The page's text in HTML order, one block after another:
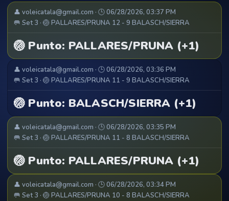
👤 voleicatala@gmail.com · 🕒 06/28/2026, 03:37 PM
🥅 Set 3 · 🏐 PALLARES/PRUNA 12 - 9 BALASCH/SIERRA
🏐 Punto: PALLARES/PRUNA (+1)
👤 voleicatala@gmail.com · 🕒 06/28/2026, 03:36 PM
🥅 Set 3 · 🏐 PALLARES/PRUNA 11 - 9 BALASCH/SIERRA
🏐 Punto: BALASCH/SIERRA (+1)
👤 voleicatala@gmail.com · 🕒 06/28/2026, 03:35 PM
🥅 Set 3 · 🏐 PALLARES/PRUNA 11 - 8 BALASCH/SIERRA
🏐 Punto: PALLARES/PRUNA (+1)
👤 voleicatala@gmail.com · 🕒 06/28/2026, 03:34 PM
🥅 Set 3 · 🏐 PALLARES/PRUNA 10 - 8 BALASCH/SIERRA